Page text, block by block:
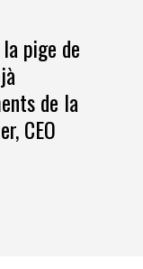
pige de
de la
CEO